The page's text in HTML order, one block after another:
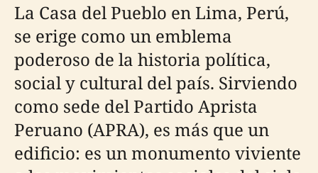
La Casa del Pueblo en Lima, Perú,
se erige como un emblema
poderoso de la historia política,
social y cultural del país. Sirviendo
como sede del Partido Aprista
Peruano (APRA), es más que un
edificio: es un monumento viviente